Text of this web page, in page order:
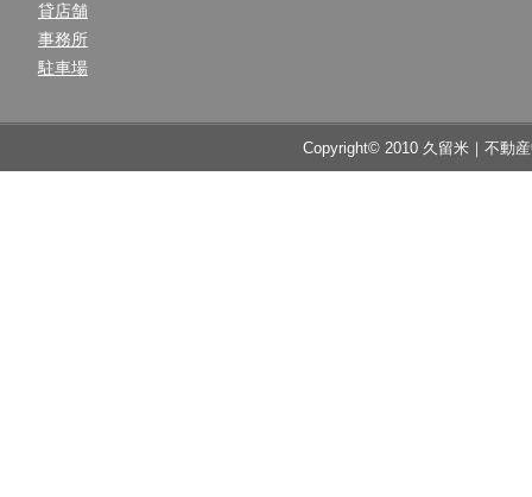
貸店舗
事務所
駐車場
Copyright© 2010 久留米｜不動